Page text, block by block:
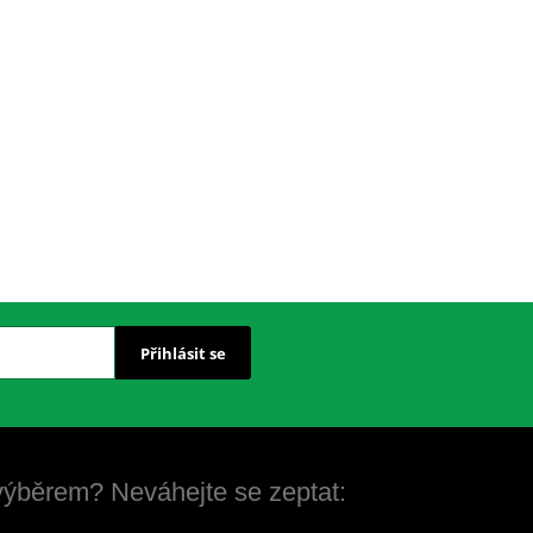
Přihlásit se
Neváhejte se zeptat: